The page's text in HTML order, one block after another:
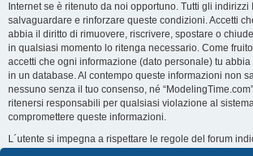
Internet se è ritenuto da noi opportuno. Tutti gli indirizzi
salvaguardare e rinforzare queste condizioni. Accetti
abbia il diritto di rimuovere, riscrivere, spostare o
in qualsiasi momento lo ritenga necessario. Come
accetti che ogni informazione (dato personale) tu
in un database. Al contempo queste informazioni non
nessuno senza il tuo consenso, né
ritenersi responsabili per qualsiasi violazione al
compromettere queste informazioni.
L´utente si impegna a rispettare le regole del forum